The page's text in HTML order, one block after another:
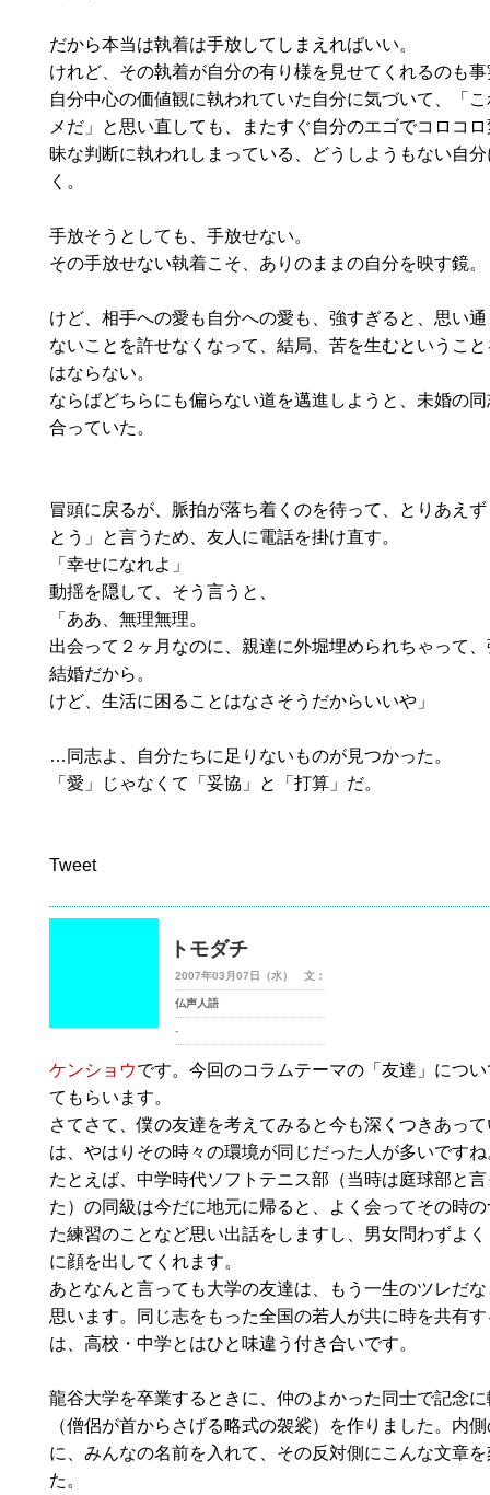
だから本当は執着は手放してしまえればいい。
けれど、その執着が自分の有り様を見せてくれるのも
自分中心の価値観に執われていた自分に気づいて、「
メだ」と思い直しても、またすぐ自分のエゴでコロコ
昧な判断に執われしまっている、どうしようもない自
く。
手放そうとしても、手放せない。
その手放せない執着こそ、ありのままの自分を映す鏡。
けど、相手への愛も自分への愛も、強すぎると、思い
ないことを許せなくなって、結局、苦を生むというこ
はならない。
ならばどちらにも偏らない道を邁進しようと、未婚の
合っていた。
冒頭に戻るが、脈拍が落ち着くのを待って、とりあえ
とう」と言うため、友人に電話を掛け直す。
「幸せになれよ」
動揺を隠して、そう言うと、
「ああ、無理無理。
出会って２ヶ月なのに、親達に外堀埋められちゃって
結婚だから。
けど、生活に困ることはなさそうだからいいや」
…同志よ、自分たちに足りないものが見つかった。
「愛」じゃなくて「妥協」と「打算」だ。
Tweet
トモダチ
2007年03月07日（水） 文：
仏声人語
-
ケンショウです。今回のコラムテーマの「友達」につ
てもらいます。
さてさて、僕の友達を考えてみると今も深くつきあっ
は、やはりその時々の環境が同じだった人が多いです
たとえば、中学時代ソフトテニス部（当時は庭球部と
た）の同級は今だに地元に帰ると、よく会ってその時
た練習のことなど思い出話をしますし、男女問わずよ
に顔を出してくれます。
あとなんと言っても大学の友達は、もう一生のツレだ
思います。同じ志をもった全国の若人が共に時を共有
は、高校・中学とはひと味違う付き合いです。
龍谷大学を卒業するときに、仲のよかった同士で記念
（僧侶が首からさげる略式の袈裟）を作りました。内
に、みんなの名前を入れて、その反対側にこんな文章
た。